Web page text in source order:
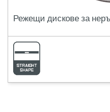
Режещи дискове за